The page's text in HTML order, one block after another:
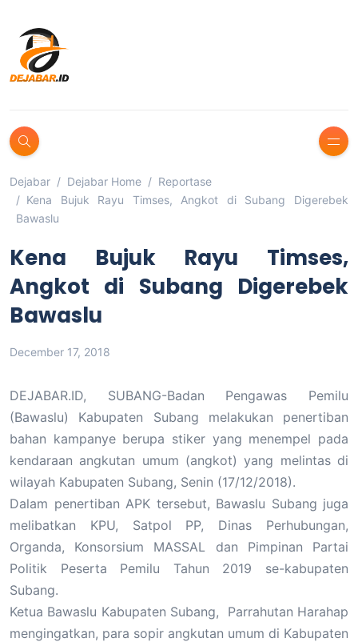
Dejabar Dejabar Home
Reportase
Kena Bujuk Rayu Timses, Angkot di Subang Digerebek
Bawaslu
Kena Bujuk Rayu Timses,
Angkot di Subang Digerebek
Bawaslu
December 17, 2018
DEJABAR.ID, SUBANG-Badan Pengawas Pemilu
(Bawaslu) Kabupaten Subang melakukan penertiban
bahan kampanye berupa stiker yang menempel pada
kendaraan angkutan umum (angkot) yang melintas di
wilayah Kabupaten Subang, Senin (17/12/2018).
Dalam penertiban APK tersebut, Bawaslu Subang juga
melibatkan KPU, Satpol PP, Dinas Perhubungan,
Organda, Konsorsium MASSAL dan Pimpinan Partai
Politik Peserta Pemilu Tahun 2019 se-kabupaten
Subang.
Ketua Bawaslu Kabupaten Subang, Parrahutan Harahap
mengingatkan, para sopir angkutan umum di Kabupaten